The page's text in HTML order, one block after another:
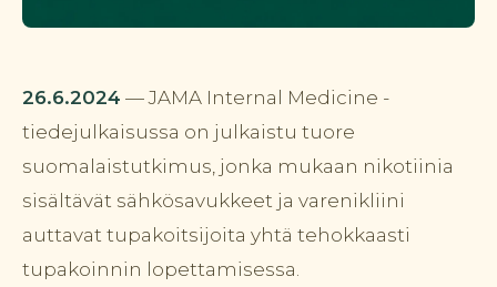
26.6.2024 — JAMA Internal Medicine -
tiedejulkaisussa on julkaistu tuore
suomalaistutkimus, jonka mukaan nikotiinia
sisältävät sähkösavukkeet ja varenikliini
auttavat tupakoitsijoita yhtä tehokkaasti
tupakoinnin lopettamisessa.